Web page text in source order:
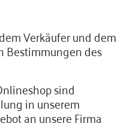
Verkäufer und dem
Bestimmungen des
sind
in unserem
an unsere Firma